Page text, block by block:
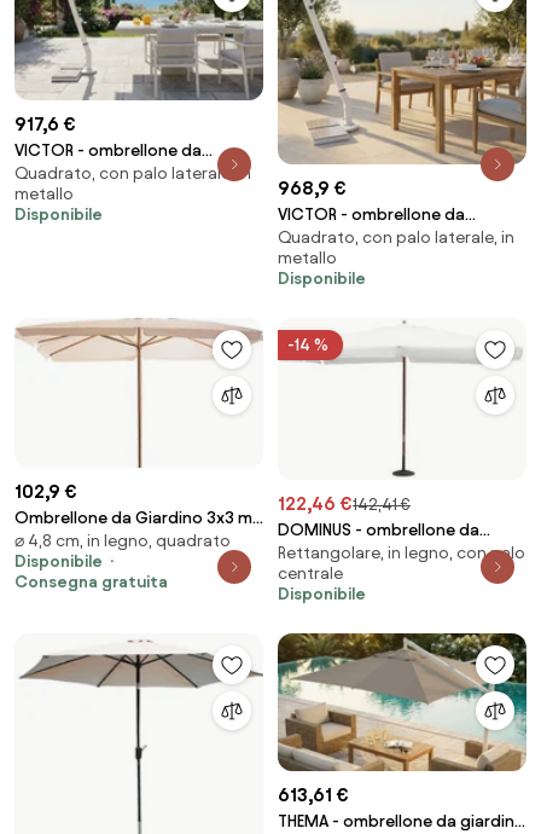
917,6 €
VICTOR - ombrellone da
giardino decentrato metallo 3
x 3 m
Quadrato, con palo laterale, in
metallo
Disponibile
968,9 €
VICTOR - ombrellone da
giardino decentrato metallo 3
x 4 m
Quadrato, con palo laterale, in
metallo
Disponibile
102,9 €
Ombrellone da Giardino 3x3 m
Palo Ø48 mm in Legno Bauer
Bianco...
⌀ 4,8 cm, in legno, quadrato
Disponibile
Consegna gratuita
-14 %
122,46 €142,41 €
DOMINUS - ombrellone da
giardino palo centrale in legno
3 x 4 m
Rettangolare, in legno, con palo
centrale
Disponibile
613,61 €
THEMA - ombrellone da giardino